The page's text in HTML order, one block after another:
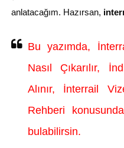
anlatacağım. Hazırsan,
Bu yazımda,
Nasıl Çıkarılır,
Alınır, İnterrail
Rehberi
bulabilirsin.